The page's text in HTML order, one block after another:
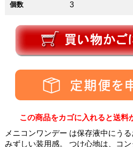
個数 3
この商品をカゴに入れると送料
メニコンワンデー は保存液中にう
みずしい装用感。 つけ心地は、コ